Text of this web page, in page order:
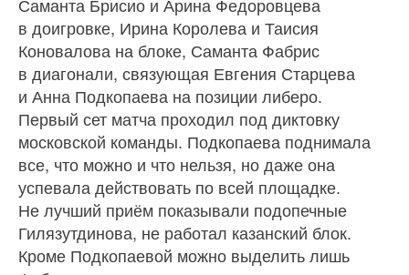
в доигровке, Ирина Королева и Таисия
Коновалова на блоке, Саманта Фабрис
в диагонали, связующая Евгения Старцева
и Анна Подкопаева на позиции либеро.
Первый сет матча проходил под диктовку
московской команды. Подкопаева поднимала
все, что можно и что нельзя, но даже она
успевала действовать по всей площадке.
Не лучший приём показывали подопечные
Гилязутдинова, не работал казанский блок.
Кроме Подкопаевой можно выделить лишь